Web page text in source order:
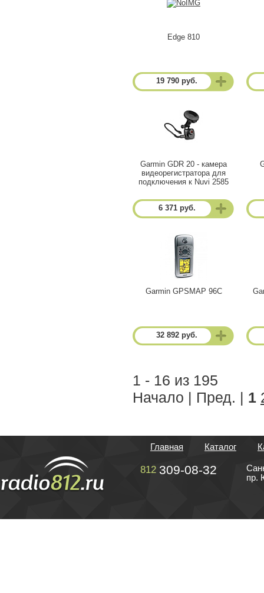
Edge 810
19 790 руб.
Garmin GDR 20 - камера
видеорегистратора для
подключения к Nuvi 2585
6 371 руб.
Garmin GPSMAP 96C
32 892 руб.
1 - 16 из 195
Начало | Пред. | 1
Главная Каталог
812 309-08-32
пр.